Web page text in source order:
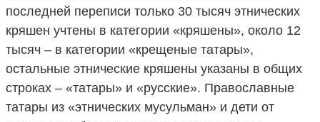
последней переписи только 30 тысяч этнических
кряшен учтены в категории «кряшены», около 12
тысяч – в категории «крещеные татары»,
остальные этнические кряшены указаны в общих
строках – «татары» и «русские». Православные
татары из «этнических мусульман» и дети от